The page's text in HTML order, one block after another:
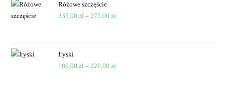
Różowe szczęście
235,00zł – 275,00zł
Iryski
180,00zł – 220,00zł